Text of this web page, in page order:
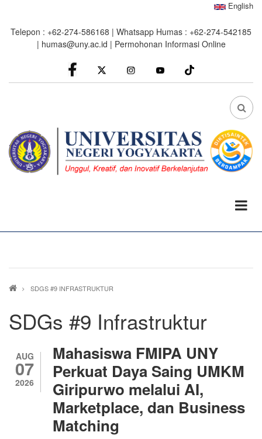
main
English
Telepon : +62-274-586168 | Whatsapp Humas : +62-274-542185
| humas@uny.ac.id | Permohonan Informasi Online
facebook
Instagram youtube
FA
Breadcrumb
SDGS #9 INFRASTRUKTUR
SDGs #9 Infrastruktur
AUG
07
2026
Mahasiswa FMIPA UNY
Perkuat Daya Saing UMKM
Giripurwo melalui AI,
Marketplace, dan Business
Matching